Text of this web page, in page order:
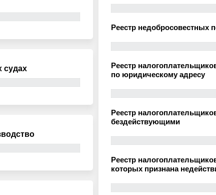
судах
Реестр недобросовестных
Реестр
по юридическому адресу
Реестр
бездействующими
Реестр
которых признана